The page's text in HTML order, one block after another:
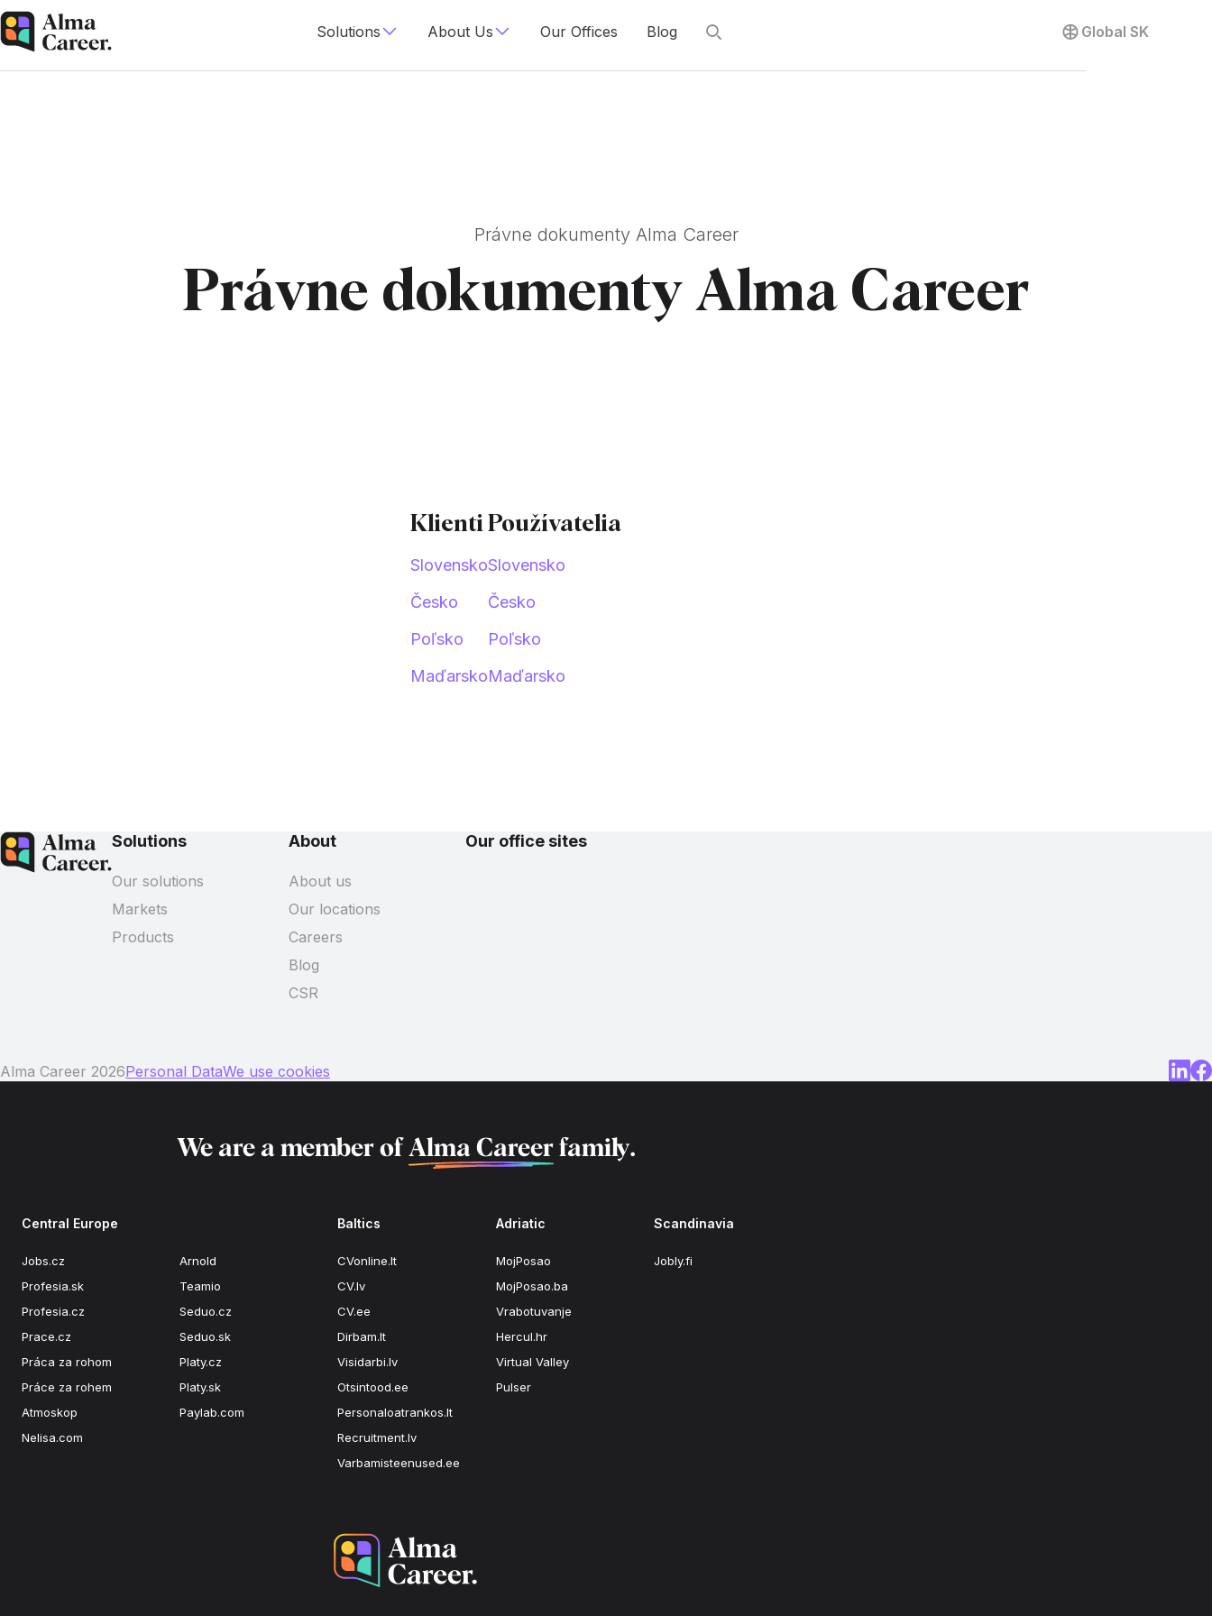
Solutions About Us Our Offices Blog Global SK
Právne dokumenty Alma Career
Právne dokumenty Alma Career
Klienti
Slovensko
Česko
Poľsko
Maďarsko
Používatelia
Slovensko
Česko
Poľsko
Maďarsko
Solutions
Our solutions
Markets
Products
About
About us
Our locations
Careers
Blog
CSR
Our office sites
Alma Career 2026Personal DataWe use cookies
We are a member of Alma Careerfamily.
Central Europe
Jobs.cz
Profesia.sk
Profesia.cz
Prace.cz
Práca za rohom
Práce za rohem
Atmoskop
Nelisa.com
Arnold
Teamio
Seduo.cz
Seduo.sk
Platy.cz
Platy.sk
Paylab.com
Baltics
CVonline.lt
CV.lv
CV.ee
Dirbam.lt
Visidarbi.lv
Otsintood.ee
Personaloatrankos.lt
Recruitment.lv
Varbamisteenused.ee
Adriatic
MojPosao
MojPosao.ba
Vrabotuvanje
Hercul.hr
Virtual Valley
Pulser
Scandinavia
Jobly.fi